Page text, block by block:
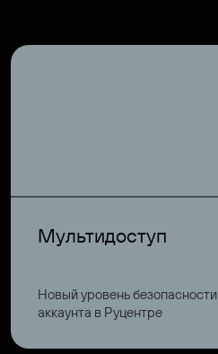
Мультидоступ
Новый уровень безопасности
аккаунта в Руцентре